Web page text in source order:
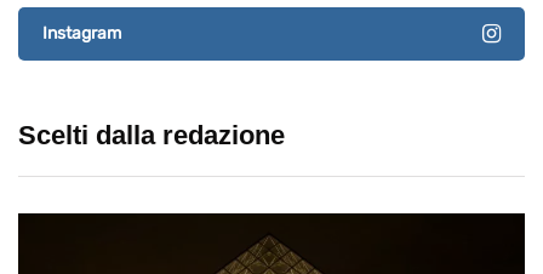
Instagram
Scelti dalla redazione